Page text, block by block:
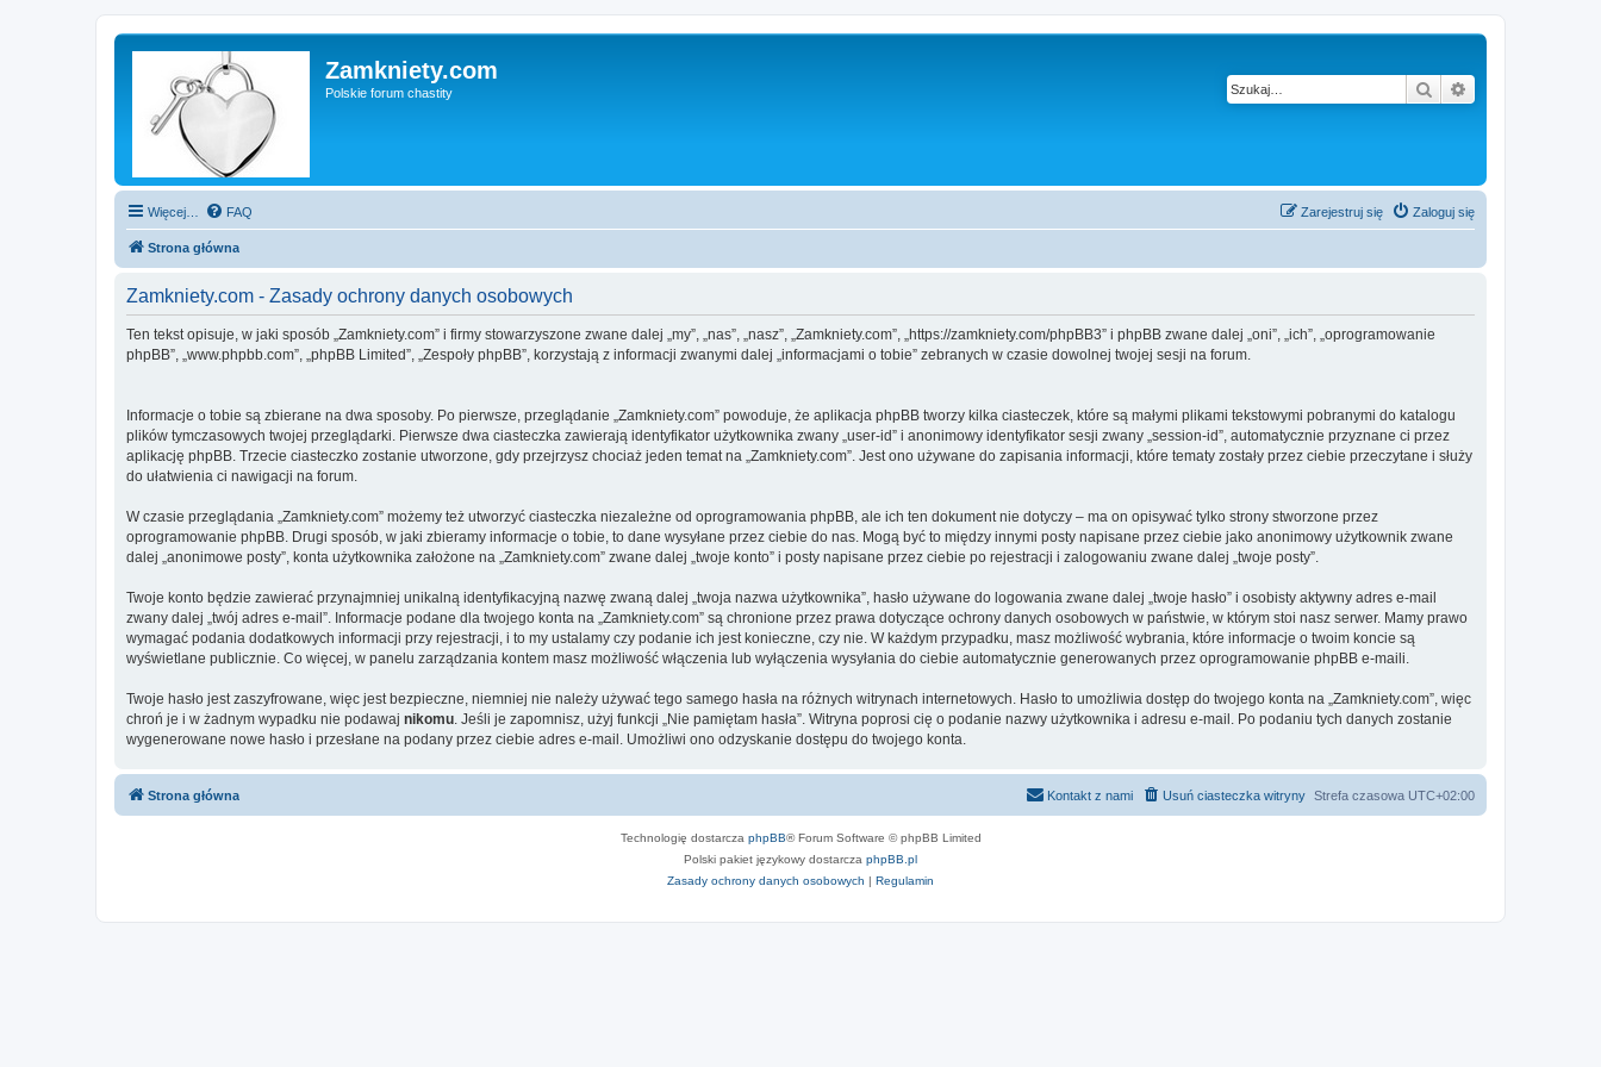
Zamkniety.com
Polskie forum chastity Szukaj
Więcej… FAQ Zaloguj się
Zarejestruj się
Strona główna
Zamkniety.com - Zasady ochrony danych osobowych
Ten tekst opisuje, w jaki sposób „Zamkniety.com” i firmy stowarzyszone zwane dalej „my”, „nas”, „nasz”, „Zamkniety.com”, „https://zamkniety.com/phpBB3” i phpBB zwane dalej „oni”, „ich”, „oprogramowanie
phpBB”, „www.phpbb.com”, „phpBB Limited”, „Zespoły phpBB”, korzystają z informacji zwanymi dalej „informacjami o tobie” zebranych w czasie dowolnej twojej sesji na forum.
Informacje o tobie są zbierane na dwa sposoby. Po pierwsze, przeglądanie „Zamkniety.com” powoduje, że aplikacja phpBB tworzy kilka ciasteczek, które są małymi plikami tekstowymi pobranymi do katalogu
plików tymczasowych twojej przeglądarki. Pierwsze dwa ciasteczka zawierają identyfikator użytkownika zwany „user-id” i anonimowy identyfikator sesji zwany „session-id”, automatycznie przyznane ci przez
aplikację phpBB. Trzecie ciasteczko zostanie utworzone, gdy przejrzysz chociaż jeden temat na „Zamkniety.com”. Jest ono używane do zapisania informacji, które tematy zostały przez ciebie przeczytane i służy
do ułatwienia ci nawigacji na forum.
W czasie przeglądania „Zamkniety.com” możemy też utworzyć ciasteczka niezależne od oprogramowania phpBB, ale ich ten dokument nie dotyczy – ma on opisywać tylko strony stworzone przez
oprogramowanie phpBB. Drugi sposób, w jaki zbieramy informacje o tobie, to dane wysyłane przez ciebie do nas. Mogą być to między innymi posty napisane przez ciebie jako anonimowy użytkownik zwane
dalej „anonimowe posty”, konta użytkownika założone na „Zamkniety.com” zwane dalej „twoje konto” i posty napisane przez ciebie po rejestracji i zalogowaniu zwane dalej „twoje posty”.
Twoje konto będzie zawierać przynajmniej unikalną identyfikacyjną nazwę zwaną dalej „twoja nazwa użytkownika”, hasło używane do logowania zwane dalej „twoje hasło” i osobisty aktywny adres e-mail
zwany dalej „twój adres e-mail”. Informacje podane dla twojego konta na „Zamkniety.com” są chronione przez prawa dotyczące ochrony danych osobowych w państwie, w którym stoi nasz serwer. Mamy prawo
wymagać podania dodatkowych informacji przy rejestracji, i to my ustalamy czy podanie ich jest konieczne, czy nie. W każdym przypadku, masz możliwość wybrania, które informacje o twoim koncie są
wyświetlane publicznie. Co więcej, w panelu zarządzania kontem masz możliwość włączenia lub wyłączenia wysyłania do ciebie automatycznie generowanych przez oprogramowanie phpBB e-maili.
Twoje hasło jest zaszyfrowane, więc jest bezpieczne, niemniej nie należy używać tego samego hasła na różnych witrynach internetowych. Hasło to umożliwia dostęp do twojego konta na „Zamkniety.com”, więc
chroń je i w żadnym wypadku nie podawaj nikomu. Jeśli je zapomnisz, użyj funkcji „Nie pamiętam hasła”. Witryna poprosi cię o podanie nazwy użytkownika i adresu e-mail. Po podaniu tych danych zostanie
wygenerowane nowe hasło i przesłane na podany przez ciebie adres e-mail. Umożliwi ono odzyskanie dostępu do twojego konta.
Strona główna Strefa czasowa UTC+02:00
Usuń ciasteczka witryny
Kontakt z nami
Technologię dostarcza phpBB® Forum Software © phpBB Limited
Polski pakiet językowy dostarcza phpBB.pl
Zasady ochrony danych osobowych | Regulamin